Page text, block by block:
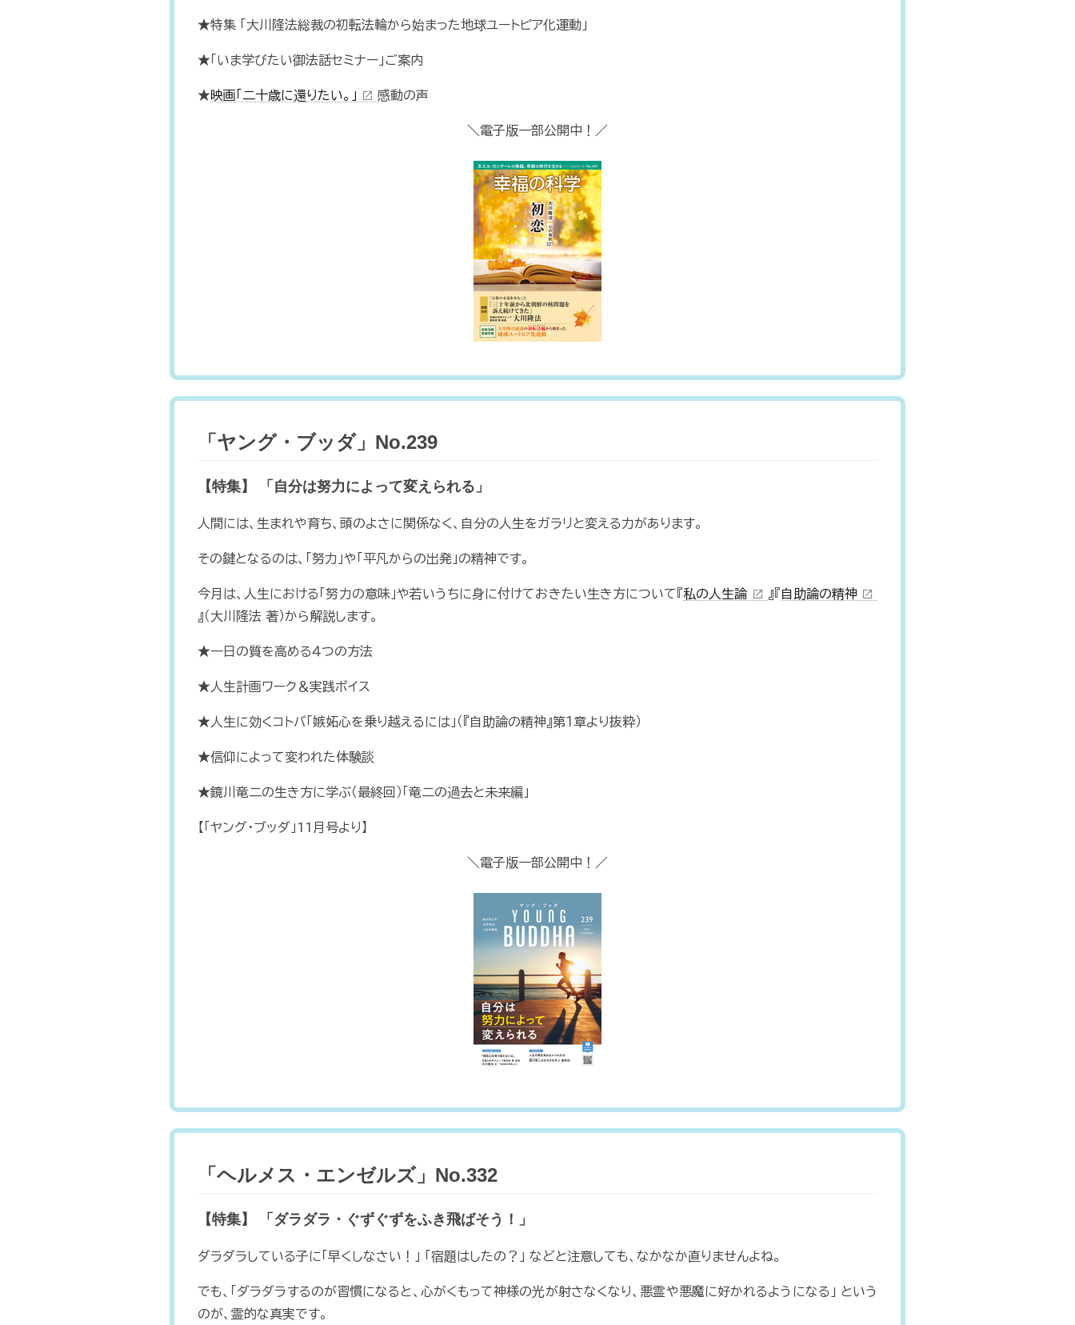
★特集 「大川隆法総裁の初転法輪から始まった地球ユートピア化運動」
★「いま学びたい御法話セミナー」ご案内
★映画「二十歳に還りたい。」 open_in_new 感動の声
＼電子版一部公開中！／
「ヤング・ブッダ」No.239
【特集】 「自分は努力によって変えられる」
人間には、生まれや育ち、頭のよさに関係なく、自分の人生をガラリと変える力があります。
その鍵となるのは、「努力」や「平凡からの出発」の精神です。
今月は、人生における「努力の意味」や若いうちに身に付けておきたい生き方について『私の人生論 open_in_new 』『自助論の精神 open_in_new
』（大川隆法 著）から解説します。
★一日の質を高める４つの方法
★人生計画ワーク＆実践ボイス
★人生に効くコトバ「嫉妬心を乗り越えるには」（『自助論の精神』第１章より抜粋）
★信仰によって変われた体験談
★鏡川竜二の生き方に学ぶ（最終回）「竜二の過去と未来編」
【「ヤング・ブッダ」11月号より】
＼電子版一部公開中！／
「ヘルメス・エンゼルズ」No.332
【特集】 「ダラダラ・ぐずぐずをふき飛ばそう！」
ダラダラしている子に「早くしなさい！」 「宿題はしたの？」 などと注意しても、なかなか直りませんよね。
でも、「ダラダラするのが習慣になると、心がくもって神様の光が射さなくなり、悪霊や悪魔に好かれるようになる」 という
のが、霊的な真実です。